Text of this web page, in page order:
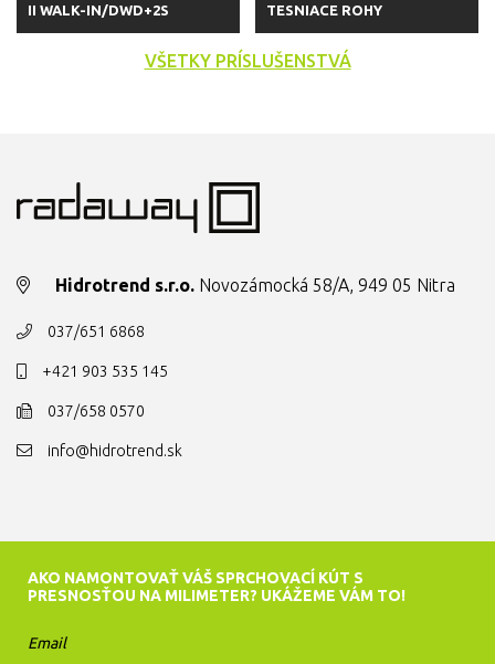
II WALK-IN/DWD+2S
TESNIACE ROHY
VŠETKY PRÍSLUŠENSTVÁ
Hidrotrend s.r.o. Novozámocká 58/A, 949 05 Nitra
037/651 6868
+421 903 535 145
037/658 0570
info@hidrotrend.sk
AKO NAMONTOVAŤ VÁŠ SPRCHOVACÍ KÚT S
PRESNOSŤOU NA MILIMETER? UKÁŽEME VÁM TO!
Email